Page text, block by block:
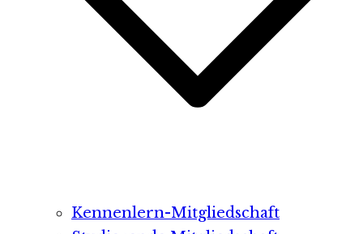
Kennenlern-Mitgliedschaft